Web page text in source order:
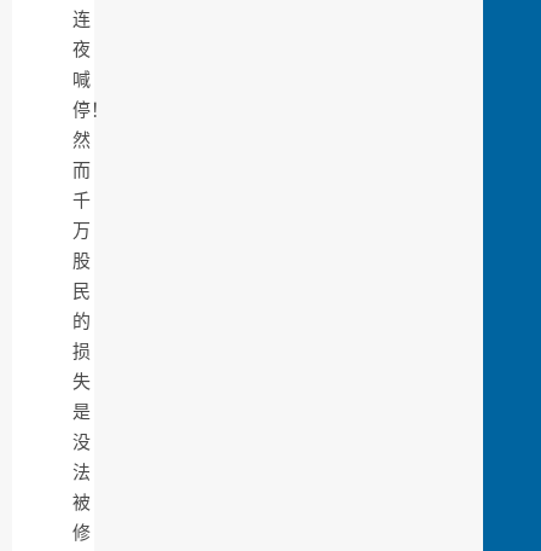
连
夜
喊
停！
然
而
千
万
股
民
的
损
失
是
没
法
被
修